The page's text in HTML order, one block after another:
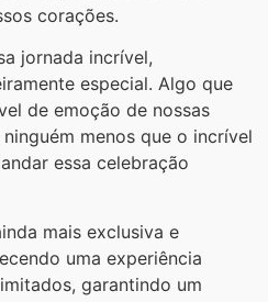
corações.
jornada incrível,
especial. Algo que
de emoção de nossas
menos que o incrível
essa celebração
mais exclusiva e
uma experiência
garantindo um